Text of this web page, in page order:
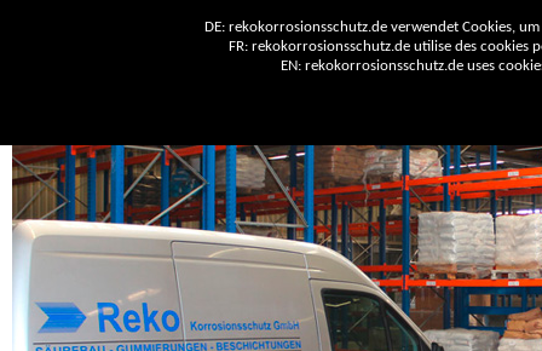
DE: rekokorrosionsschutz.de verwendet Cookies,
FR: rekokorrosionsschutz.de utilise des cookies
EN: rekokorrosionsschutz.de uses